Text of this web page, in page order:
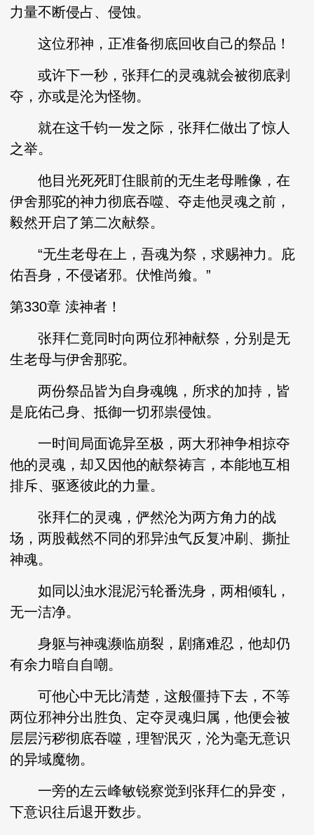
力量不断侵占、侵蚀。
这位邪神，正准备彻底回收自己的祭品！
或许下一秒，张拜仁的灵魂就会被彻底剥
夺，亦或是沦为怪物。
就在这千钧一发之际，张拜仁做出了惊人
之举。
他目光死死盯住眼前的无生老母雕像，在
伊舍那驼的神力彻底吞噬、夺走他灵魂之前，
毅然开启了第二次献祭。
“无生老母在上，吾魂为祭，求赐神力。庇
佑吾身，不侵诸邪。伏惟尚飨。”
第330章 渎神者！
张拜仁竟同时向两位邪神献祭，分别是无
生老母与伊舍那驼。
两份祭品皆为自身魂魄，所求的加持，皆
是庇佑己身、抵御一切邪祟侵蚀。
一时间局面诡异至极，两大邪神争相掠夺
他的灵魂，却又因他的献祭祷言，本能地互相
排斥、驱逐彼此的力量。
张拜仁的灵魂，俨然沦为两方角力的战
场，两股截然不同的邪异浊气反复冲刷、撕扯
神魂。
如同以浊水混泥污轮番洗身，两相倾轧，
无一洁净。
身躯与神魂濒临崩裂，剧痛难忍，他却仍
有余力暗自自嘲。
可他心中无比清楚，这般僵持下去，不等
两位邪神分出胜负、定夺灵魂归属，他便会被
层层污秽彻底吞噬，理智泯灭，沦为毫无意识
的异域魔物。
一旁的左云峰敏锐察觉到张拜仁的异变，
下意识往后退开数步。